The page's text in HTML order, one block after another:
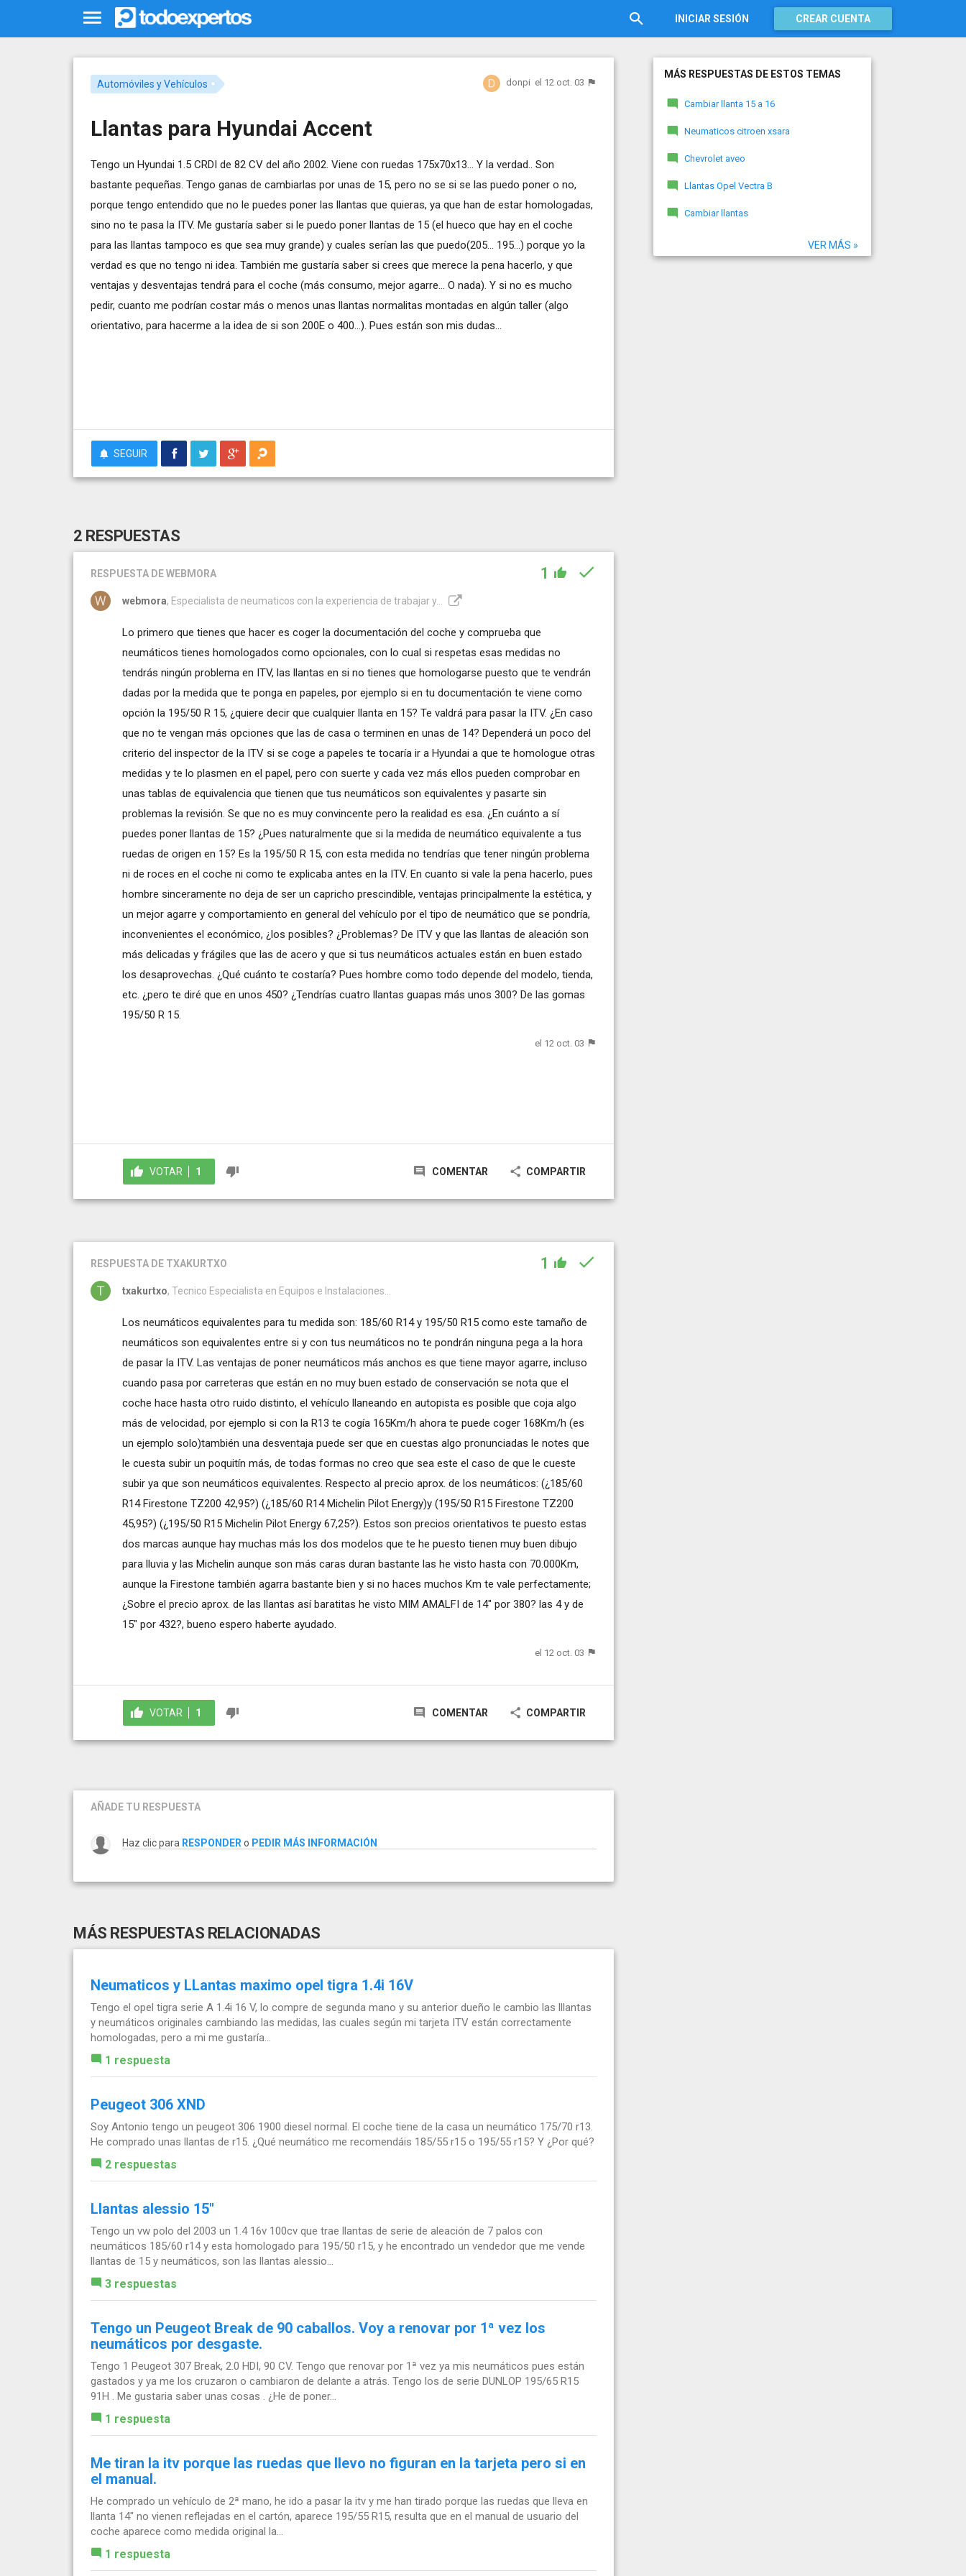
INICIAR SESIÓN CREAR CUENTA
Automóviles y Vehículos donpi el 12 oct. 03
Llantas para Hyundai Accent
Tengo un Hyundai 1.5 CRDI de 82 CV del año 2002. Viene con ruedas 175x70x13... Y la verdad.. Son
bastante pequeñas. Tengo ganas de cambiarlas por unas de 15, pero no se si se las puedo poner o no,
porque tengo entendido que no le puedes poner las llantas que quieras, ya que han de estar homologadas,
sino no te pasa la ITV. Me gustaría saber si le puedo poner llantas de 15 (el hueco que hay en el coche
para las llantas tampoco es que sea muy grande) y cuales serían las que puedo(205... 195...) porque yo la
verdad es que no tengo ni idea. También me gustaría saber si crees que merece la pena hacerlo, y que
ventajas y desventajas tendrá para el coche (más consumo, mejor agarre... O nada). Y si no es mucho
pedir, cuanto me podrían costar más o menos unas llantas normalitas montadas en algún taller (algo
orientativo, para hacerme a la idea de si son 200E o 400...). Pues están son mis dudas...
SEGUIR
2 RESPUESTAS
RESPUESTA DE WEBMORA 1
webmora, Especialista de neumaticos con la experiencia de trabajar y...
Lo primero que tienes que hacer es coger la documentación del coche y comprueba que
neumáticos tienes homologados como opcionales, con lo cual si respetas esas medidas no
tendrás ningún problema en ITV, las llantas en si no tienes que homologarse puesto que te vendrán
dadas por la medida que te ponga en papeles, por ejemplo si en tu documentación te viene como
opción la 195/50 R 15, ¿quiere decir que cualquier llanta en 15? Te valdrá para pasar la ITV. ¿En caso
que no te vengan más opciones que las de casa o terminen en unas de 14? Dependerá un poco del
criterio del inspector de la ITV si se coge a papeles te tocaría ir a Hyundai a que te homologue otras
medidas y te lo plasmen en el papel, pero con suerte y cada vez más ellos pueden comprobar en
unas tablas de equivalencia que tienen que tus neumáticos son equivalentes y pasarte sin
problemas la revisión. Se que no es muy convincente pero la realidad es esa. ¿En cuánto a sí
puedes poner llantas de 15? ¿Pues naturalmente que si la medida de neumático equivalente a tus
ruedas de origen en 15? Es la 195/50 R 15, con esta medida no tendrías que tener ningún problema
ni de roces en el coche ni como te explicaba antes en la ITV. En cuanto si vale la pena hacerlo, pues
hombre sinceramente no deja de ser un capricho prescindible, ventajas principalmente la estética, y
un mejor agarre y comportamiento en general del vehículo por el tipo de neumático que se pondría,
inconvenientes el económico, ¿los posibles? ¿Problemas? De ITV y que las llantas de aleación son
más delicadas y frágiles que las de acero y que si tus neumáticos actuales están en buen estado
los desaprovechas. ¿Qué cuánto te costaría? Pues hombre como todo depende del modelo, tienda,
etc. ¿pero te diré que en unos 450? ¿Tendrías cuatro llantas guapas más unos 300? De las gomas
195/50 R 15.
el 12 oct. 03
VOTAR 1 COMENTAR COMPARTIR
RESPUESTA DE TXAKURTXO 1
txakurtxo, Tecnico Especialista en Equipos e Instalaciones...
Los neumáticos equivalentes para tu medida son: 185/60 R14 y 195/50 R15 como este tamaño de
neumáticos son equivalentes entre si y con tus neumáticos no te pondrán ninguna pega a la hora
de pasar la ITV. Las ventajas de poner neumáticos más anchos es que tiene mayor agarre, incluso
cuando pasa por carreteras que están en no muy buen estado de conservación se nota que el
coche hace hasta otro ruido distinto, el vehículo llaneando en autopista es posible que coja algo
más de velocidad, por ejemplo si con la R13 te cogía 165Km/h ahora te puede coger 168Km/h (es
un ejemplo solo)también una desventaja puede ser que en cuestas algo pronunciadas le notes que
le cuesta subir un poquitín más, de todas formas no creo que sea este el caso de que le cueste
subir ya que son neumáticos equivalentes. Respecto al precio aprox. de los neumáticos: (¿185/60
R14 Firestone TZ200 42,95?) (¿185/60 R14 Michelin Pilot Energy)y (195/50 R15 Firestone TZ200
45,95?) (¿195/50 R15 Michelin Pilot Energy 67,25?). Estos son precios orientativos te puesto estas
dos marcas aunque hay muchas más los dos modelos que te he puesto tienen muy buen dibujo
para lluvia y las Michelin aunque son más caras duran bastante las he visto hasta con 70.000Km,
aunque la Firestone también agarra bastante bien y si no haces muchos Km te vale perfectamente;
¿Sobre el precio aprox. de las llantas así baratitas he visto MIM AMALFI de 14" por 380? las 4 y de
15" por 432?, bueno espero haberte ayudado.
el 12 oct. 03
VOTAR 1 COMENTAR COMPARTIR
AÑADE TU RESPUESTA
Haz clic para RESPONDERo PEDIR MÁS INFORMACIÓN
MÁS RESPUESTAS RELACIONADAS
Neumaticos y LLantas maximo opel tigra 1.4i 16V
Tengo el opel tigra serie A 1.4i 16 V, lo compre de segunda mano y su anterior dueño le cambio las lllantas
y neumáticos originales cambiando las medidas, las cuales según mi tarjeta ITV están correctamente
homologadas, pero a mi me gustaría...
1 respuesta
Peugeot 306 XND
Soy Antonio tengo un peugeot 306 1900 diesel normal. El coche tiene de la casa un neumático 175/70 r13.
He comprado unas llantas de r15. ¿Qué neumático me recomendáis 185/55 r15 o 195/55 r15? Y ¿Por qué?
2 respuestas
Llantas alessio 15"
Tengo un vw polo del 2003 un 1.4 16v 100cv que trae llantas de serie de aleación de 7 palos con
neumáticos 185/60 r14 y esta homologado para 195/50 r15, y he encontrado un vendedor que me vende
llantas de 15 y neumáticos, son las llantas alessio...
3 respuestas
Tengo un Peugeot Break de 90 caballos. Voy a renovar por 1ª vez los
neumáticos por desgaste.
Tengo 1 Peugeot 307 Break, 2.0 HDI, 90 CV. Tengo que renovar por 1ª vez ya mis neumáticos pues están
gastados y ya me los cruzaron o cambiaron de delante a atrás. Tengo los de serie DUNLOP 195/65 R15
91H . Me gustaria saber unas cosas . ¿He de poner...
1 respuesta
Me tiran la itv porque las ruedas que llevo no figuran en la tarjeta pero si en
el manual.
He comprado un vehículo de 2ª mano, he ido a pasar la itv y me han tirado porque las ruedas que lleva en
llanta 14" no vienen reflejadas en el cartón, aparece 195/55 R15, resulta que en el manual de usuario del
coche aparece como medida original la...
1 respuesta
MÁS RESPUESTAS DE ESTOS TEMAS
Cambiar llanta 15 a 16
Neumaticos citroen xsara
Chevrolet aveo
Llantas Opel Vectra B
Cambiar llantas
VER MÁS »